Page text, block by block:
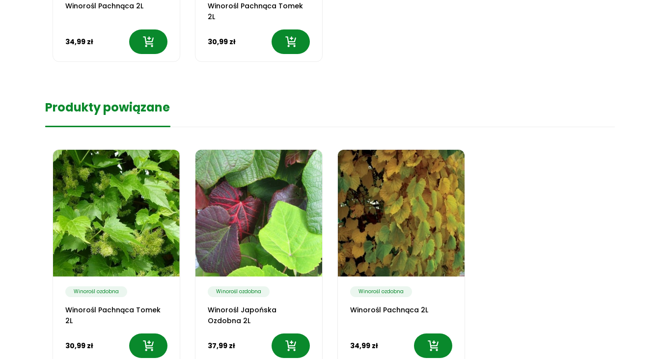
Winorośl Pachnąca 2L
34,99 zł
Winorośl Pachnąca Tomek
2L
30,99 zł
Produkty powiązane
Winorośl ozdobna
Winorośl Pachnąca Tomek
2L
30,99 zł
Winorośl ozdobna
Winorośl Japońska
Ozdobna 2L
37,99 zł
Winorośl ozdobna
Winorośl Pachnąca 2L
34,99 zł